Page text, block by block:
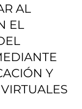
AL
EL
Y